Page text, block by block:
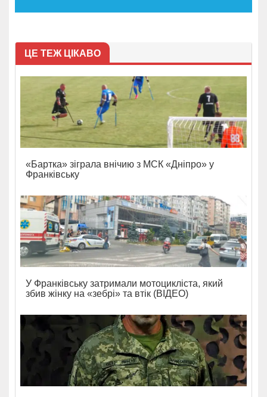
ЦЕ ТЕЖ ЦІКАВО
«Бартка» зіграла внічию з МСК «Дніпро» у
Франківську
У Франківську затримали мотоцикліста, який
збив жінку на «зебрі» та втік (ВІДЕО)